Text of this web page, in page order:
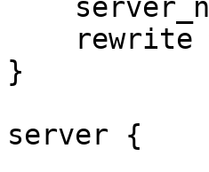
}
server {